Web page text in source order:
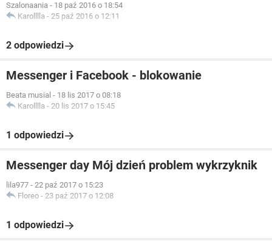
Szalonaania - 18 paź 2016 o 18:54
Karolllla - 25 paź 2016 o 12:11
2 odpowiedzi
Messenger i Facebook - blokowanie
Beata musial - 18 lis 2017 o 08:18
Karolllla - 20 lis 2017 o 15:45
1 odpowiedzi
Messenger day Mój dzień problem wykrzyknik
lila977 - 22 paź 2017 o 15:23
Floreo - 23 paź 2017 o 12:08
1 odpowiedzi